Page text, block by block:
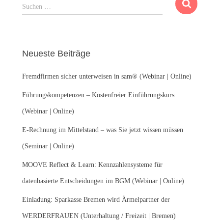
S
u
n
a
h
:
Suchen …
Neueste Beiträge
Fremdfirmen sicher unterweisen in sam® (Webinar | Online)
Führungskompetenzen – Kostenfreier Einführungskurs
(Webinar | Online)
E-Rechnung im Mittelstand – was Sie jetzt wissen müssen
(Seminar | Online)
MOOVE Reflect & Learn: Kennzahlensysteme für
datenbasierte Entscheidungen im BGM (Webinar | Online)
Einladung: Sparkasse Bremen wird Ärmelpartner der
WERDERFRAUEN (Unterhaltung / Freizeit | Bremen)